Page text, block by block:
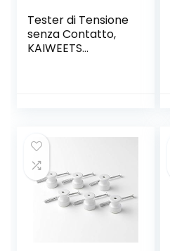
Tester di Tensione
senza Contatto,
KAIWEETS
Filo Fase/Neutro,
Torcia, Allarme
Acustico